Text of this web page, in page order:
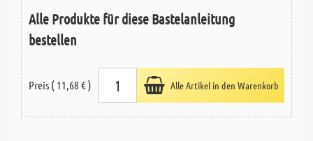
Alle Produkte für diese Bastelanleitung
bestellen
Preis ( 11,68 € ) Alle Artikel in den Warenkorb